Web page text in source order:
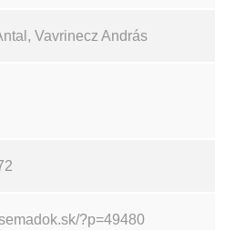
Vavrinecz András
?p=49480